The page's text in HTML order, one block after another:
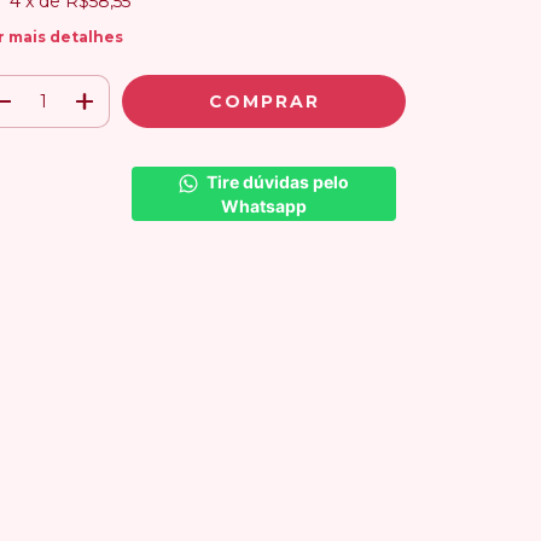
mais detalhes
Tire dúvidas pelo
Whatsapp